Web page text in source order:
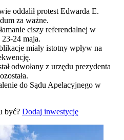
oddalił protest Edwarda E.
za ważne.
ciszy referendalnej w
24 maja.
miały istotny wpływ na
odwołany z urzędu prezydenta
do Sądu Apelacyjnego w
być? Dodaj inwestycję